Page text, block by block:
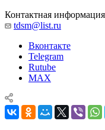
Контактная информация
tdsm@list.ru
Вконтакте
Telegram
Rutube
MAX